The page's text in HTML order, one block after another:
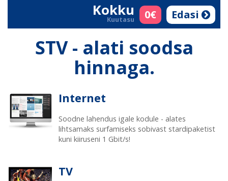
Edasi
Kokku
Kuutasu 0€
STV - alati soodsa
hinnaga.
Internet
Soodne lahendus igale kodule - alates
lihtsamaks surfamiseks sobivast stardipaketist
kuni kiiruseni 1 Gbit/s!
TV